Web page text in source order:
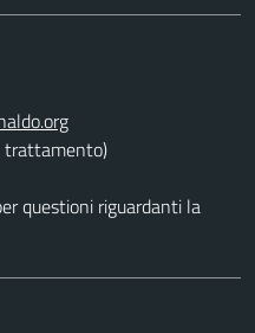
trattamento)
questioni riguardanti la